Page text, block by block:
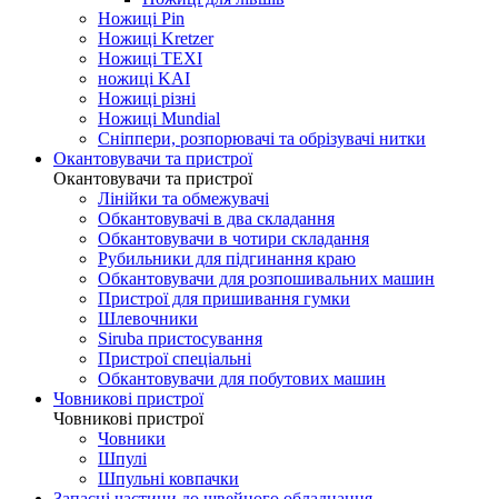
Ножиці Pin
Ножиці Kretzer
Ножиці TEXI
ножиці KAI
Ножиці різні
Ножиці Mundial
Сніппери, розпорювачі та обрізувачі нитки
Окантовувачи та пристрої
Окантовувачи та пристрої
Лінійки та обмежувачі
Обкантовувачі в два складання
Обкантовувачи в чотири складання
Рубильники для підгинання краю
Обкантовувачи для розпошивальних машин
Пристрої для пришивання гумки
Шлевочники
Siruba пристосування
Пристрої спеціальні
Обкантовувачи для побутових машин
Човникові пристрої
Човникові пристрої
Човники
Шпулі
Шпульні ковпачки